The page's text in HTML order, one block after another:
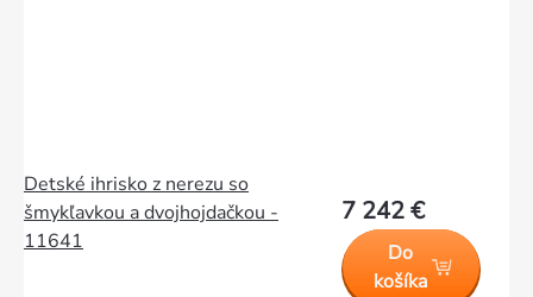
Detské ihrisko z nerezu so
šmykľavkou a dvojhojdačkou -
11641
7 242 €
Do
košíka